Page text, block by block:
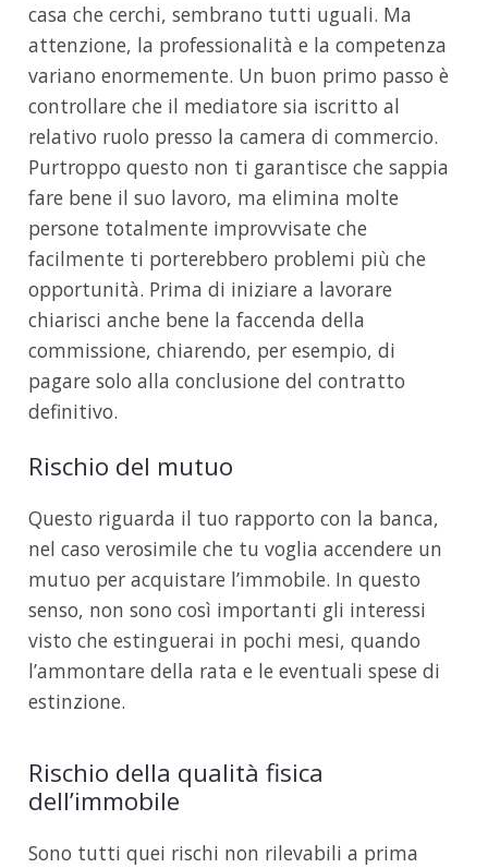
casa che cerchi, sembrano tutti uguali. Ma
attenzione, la professionalità e la competenza
variano enormemente. Un buon primo passo è
controllare che il mediatore sia iscritto al
relativo ruolo presso la camera di commercio.
Purtroppo questo non ti garantisce che sappia
fare bene il suo lavoro, ma elimina molte
persone totalmente improvvisate che
facilmente ti porterebbero problemi più che
opportunità. Prima di iniziare a lavorare
chiarisci anche bene la faccenda della
commissione, chiarendo, per esempio, di
pagare solo alla conclusione del contratto
definitivo.
Rischio del mutuo
Questo riguarda il tuo rapporto con la banca,
nel caso verosimile che tu voglia accendere un
mutuo per acquistare l’immobile. In questo
senso, non sono così importanti gli interessi
visto che estinguerai in pochi mesi, quando
l’ammontare della rata e le eventuali spese di
estinzione.
Rischio della qualità fisica
dell’immobile
Sono tutti quei rischi non rilevabili a prima